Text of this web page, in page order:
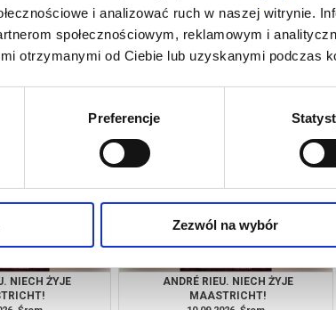
i analizować ruch w naszej witrynie.
społecznościowym, reklamowym i
otrzymanymi od Ciebie lub uzyskanymi podczas
Preferencje
Zezwól na wybór
LAS - 2D
kup bilet
WILLOW I TAJEMNICZY LAS - 2D
kup bilet
NIECH ŻYJE
ANDRÉ RIEU. NIECH ŻYJE
MAASTRICHT!